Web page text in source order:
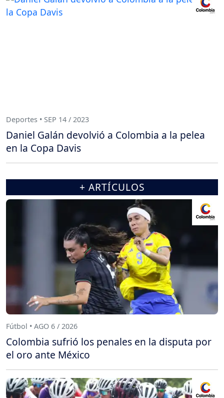
Deportes • SEP 14 / 2023
Daniel Galán devolvió a Colombia a la pelea
en la Copa Davis
+ ARTÍCULOS
Fútbol • AGO 6 / 2026
Colombia sufrió los penales en la disputa por
el oro ante México